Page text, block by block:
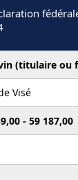
(titulaire ou
Visé
- 59 187,00